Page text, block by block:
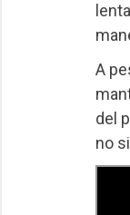
A
del
no